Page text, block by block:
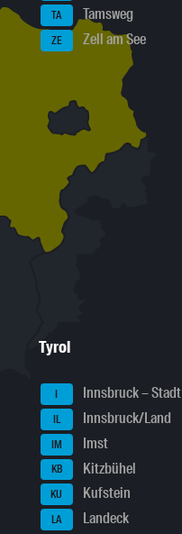
TA Tamsweg
ZE Zell am See
Tyrol
I Innsbruck – Stadt
IL Innsbruck/Land
IM Imst
KB Kitzbühel
KU Kufstein
LA Landeck